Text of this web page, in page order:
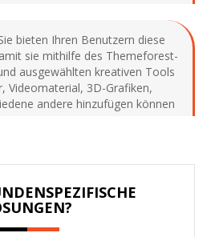
bieten Ihren Benutzern diese
sie mithilfe des Themeforest-
ausgewählten kreativen Tools
Videomaterial, 3D-Grafiken,
andere hinzufügen können